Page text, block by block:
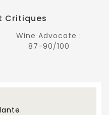
Critiques
Wine Advocate :
87-90/100